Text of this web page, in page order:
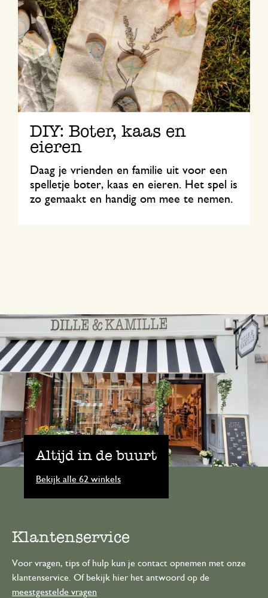
DIY: Boter, kaas en
eieren
Daag je vrienden en familie uit voor een
spelletje boter, kaas en eieren. Het spel is
zo gemaakt en handig om mee te nemen.
Altijd in de buurt
Bekijk alle 62 winkels
Klantenservice
Voor vragen, tips of hulp kun je contact opnemen met onze
klantenservice. Of bekijk hier het antwoord op de
meestgestelde vragen